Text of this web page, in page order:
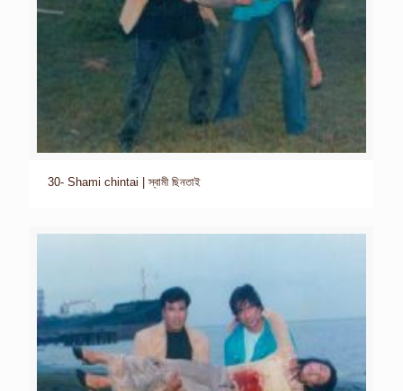
30- Shami chintai | স্বামী ছিনতাই